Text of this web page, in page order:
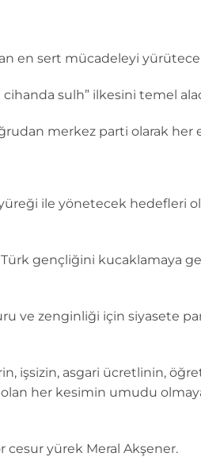
en sert mücadeleyi
sulh” ilkesini temel
merkez parti olarak her
ile yönetecek hedefleri
Türk gençliğini kucaklamaya
ve zenginliği için siyasete
işsizin, asgari ücretlinin,
olan her kesimin umudu
yürek Meral Akşener.